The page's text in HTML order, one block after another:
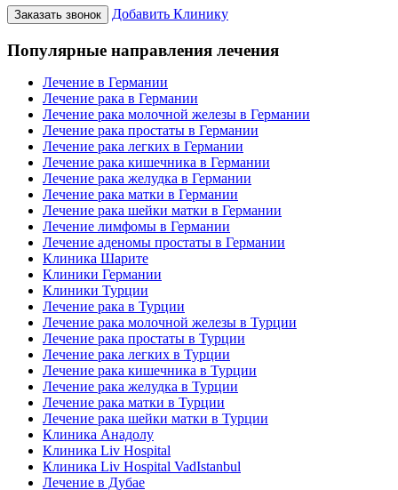
Заказать звонок Добавить Клинику
Популярные направления лечения
Лечение в Германии
Лечение рака в Германии
Лечение рака молочной железы в Германии
Лечение рака простаты в Германии
Лечение рака легких в Германии
Лечение рака кишечника в Германии
Лечение рака желудка в Германии
Лечение рака матки в Германии
Лечение рака шейки матки в Германии
Лечение лимфомы в Германии
Лечение аденомы простаты в Германии
Клиника Шарите
Клиники Германии
Клиники Турции
Лечение рака в Турции
Лечение рака молочной железы в Турции
Лечение рака простаты в Турции
Лечение рака легких в Турции
Лечение рака кишечника в Турции
Лечение рака желудка в Турции
Лечение рака матки в Турции
Лечение рака шейки матки в Турции
Клиника Анадолу
Клиника Liv Hospital
Клиника Liv Hospital VadIstanbul
Лечение в Дубае